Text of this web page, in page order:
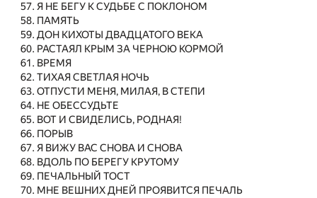
Я НЕ БЕГУ К СУДЬБЕ С ПОКЛОНОМ
ПАМЯТЬ
ДОН КИХОТЫ ДВАДЦАТОГО ВЕКА
РАСТАЯЛ КРЫМ ЗА ЧЕРНОЮ КОРМОЙ
ВРЕМЯ
ТИХАЯ СВЕТЛАЯ НОЧЬ
ОТПУСТИ МЕНЯ, МИЛАЯ, В СТЕПИ
НЕ ОБЕССУДЬТЕ
ВОТ И СВИДЕЛИСЬ, РОДНАЯ!
ПОРЫВ
Я ВИЖУ ВАС СНОВА И СНОВА
ВДОЛЬ ПО БЕРЕГУ КРУТОМУ
ПЕЧАЛЬНЫЙ ТОСТ
МНЕ ВЕШНИХ ДНЕЙ ПРОЯВИТСЯ ПЕЧАЛЬ